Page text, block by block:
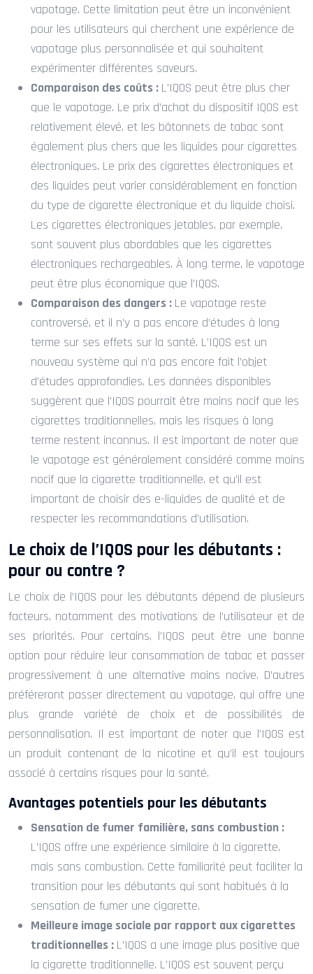
vapotage. Cette limitation peut être un inconvénient
pour les utilisateurs qui cherchent une expérience de
vapotage plus personnalisée et qui souhaitent
expérimenter différentes saveurs.
Comparaison des coûts : L’IQOS peut être plus cher
que le vapotage. Le prix d’achat du dispositif IQOS est
relativement élevé, et les bâtonnets de tabac sont
également plus chers que les liquides pour cigarettes
électroniques. Le prix des cigarettes électroniques et
des liquides peut varier considérablement en fonction
du type de cigarette électronique et du liquide choisi.
Les cigarettes électroniques jetables, par exemple,
sont souvent plus abordables que les cigarettes
électroniques rechargeables. À long terme, le vapotage
peut être plus économique que l’IQOS.
Comparaison des dangers : Le vapotage reste
controversé, et il n’y a pas encore d’études à long
terme sur ses effets sur la santé. L’IQOS est un
nouveau système qui n’a pas encore fait l’objet
d’études approfondies. Les données disponibles
suggèrent que l’IQOS pourrait être moins nocif que les
cigarettes traditionnelles, mais les risques à long
terme restent inconnus. Il est important de noter que
le vapotage est généralement considéré comme moins
nocif que la cigarette traditionnelle, et qu’il est
important de choisir des e-liquides de qualité et de
respecter les recommandations d’utilisation.
Le choix de l’IQOS pour les débutants :
pour ou contre ?
Le choix de l’IQOS pour les débutants dépend de plusieurs
facteurs, notamment des motivations de l’utilisateur et de
ses priorités. Pour certains, l’IQOS peut être une bonne
option pour réduire leur consommation de tabac et passer
progressivement à une alternative moins nocive. D’autres
préféreront passer directement au vapotage, qui offre une
plus grande variété de choix et de possibilités de
personnalisation. Il est important de noter que l’IQOS est
un produit contenant de la nicotine et qu’il est toujours
associé à certains risques pour la santé.
Avantages potentiels pour les débutants
Sensation de fumer familière, sans combustion :
L’IQOS offre une expérience similaire à la cigarette,
mais sans combustion. Cette familiarité peut faciliter la
transition pour les débutants qui sont habitués à la
sensation de fumer une cigarette.
Meilleure image sociale par rapport aux cigarettes
traditionnelles : L’IQOS a une image plus positive que
la cigarette traditionnelle. L’IQOS est souvent perçu